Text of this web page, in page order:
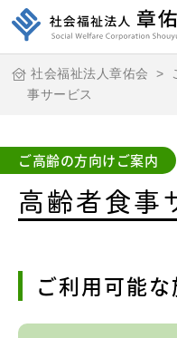
社会福祉法人章佑会 >
事サービス
ご高齢の方向けご案内
高齢者食事
ご利用可能な